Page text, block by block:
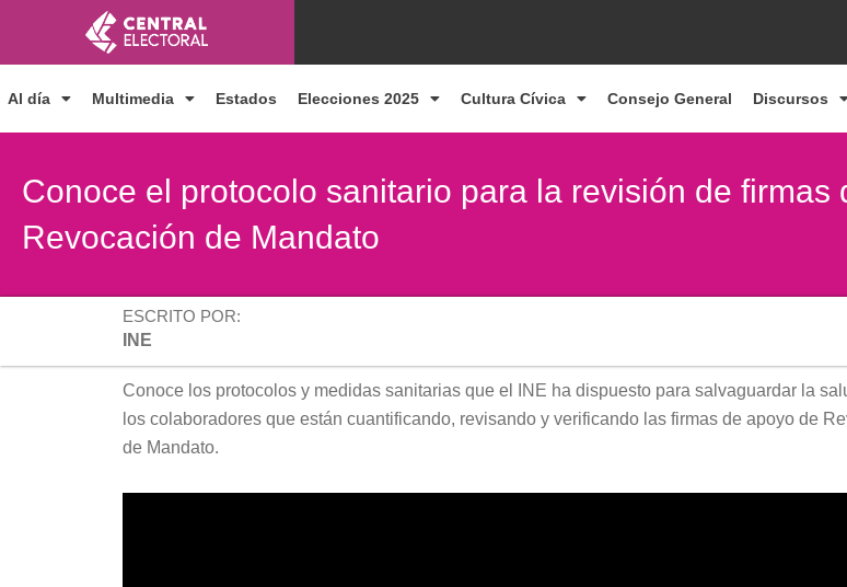
contenido
Al día Multimedia Estados Elecciones 2025 Cultura Cívica Consejo General Discursos
Conoce el protocolo sanitario para la revisión de firmas
Revocación de Mandato
ESCRITO POR:
INE
Conoce los protocolos y medidas sanitarias que el INE ha dispuesto para salvaguardar la
los colaboradores que están cuantificando, revisando y verificando las firmas de apoyo de
de Mandato.